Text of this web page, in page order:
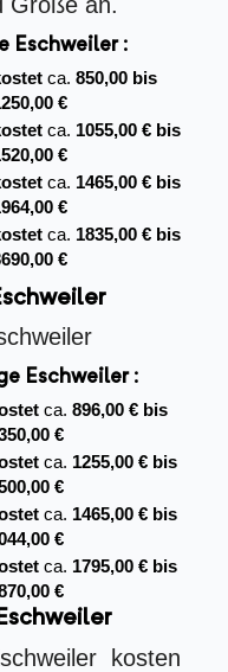
Eschweiler :
ca. 850,00 bis
€
ca. 1055,00 € bis
€
ca. 1465,00 € bis
€
ca. 1835,00 € bis
€
Eschweiler :
ca. 896,00 € bis
€
ca. 1255,00 € bis
€
ca. 1465,00 € bis
€
ca. 1795,00 € bis
€